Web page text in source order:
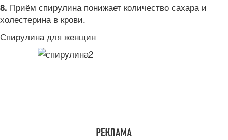
8. Приём спирулина понижает количество сахара и
холестерина в крови.
Спирулина для женщин